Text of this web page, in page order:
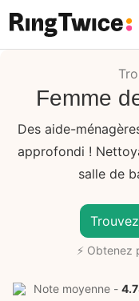
Ring Twice
Femme
Des aide-
approfondi !
salle de
⚡ Obtenez
Note moyenne -